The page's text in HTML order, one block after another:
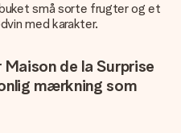
små sorte frugter og et
med karakter.
de la Surprise
mærkning som